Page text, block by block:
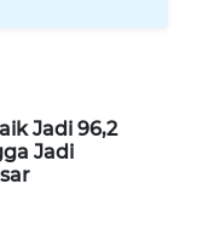
Jadi 96,2
Jadi